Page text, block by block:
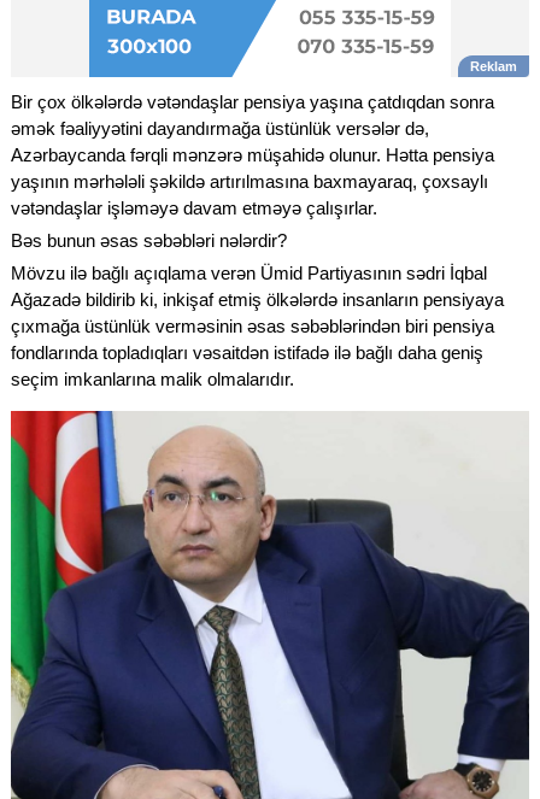
Bir çox ölkələrdə vətəndaşlar pensiya yaşına çatdıqdan sonra
əmək fəaliyyətini dayandırmağa üstünlük versələr də,
Azərbaycanda fərqli mənzərə müşahidə olunur. Hətta pensiya
yaşının mərhələli şəkildə artırılmasına baxmayaraq, çoxsaylı
vətəndaşlar işləməyə davam etməyə çalışırlar.
Bəs bunun əsas səbəbləri nələrdir?
Mövzu ilə bağlı açıqlama verən Ümid Partiyasının sədri İqbal
Ağazadə bildirib ki, inkişaf etmiş ölkələrdə insanların pensiyaya
çıxmağa üstünlük verməsinin əsas səbəblərindən biri pensiya
fondlarında topladıqları vəsaitdən istifadə ilə bağlı daha geniş
seçim imkanlarına malik olmalarıdır.